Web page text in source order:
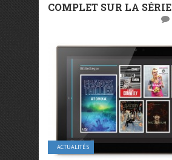
COMPLET SUR LA SÉRIE
ACTUALITÉS